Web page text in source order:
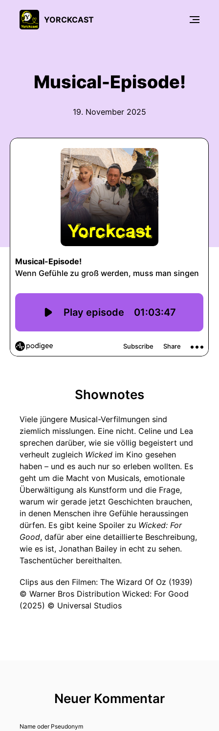
YORCKCAST
Musical-Episode!
19. November 2025
Shownotes
Viele jüngere Musical-Verfilmungen sind
ziemlich misslungen. Eine nicht. Celine und Lea
sprechen darüber, wie sie völlig begeistert und
verheult zugleich Wicked im Kino gesehen
haben – und es auch nur so erleben wollten. Es
geht um die Macht von Musicals, emotionale
Überwältigung als Kunstform und die Frage,
warum wir gerade jetzt Geschichten brauchen,
in denen Menschen ihre Gefühle heraussingen
dürfen. Es gibt keine Spoiler zu Wicked: For
Good, dafür aber eine detaillierte Beschreibung,
wie es ist, Jonathan Bailey in echt zu sehen.
Taschentücher bereithalten.
Clips aus den Filmen: The Wizard Of Oz (1939)
© Warner Bros Distribution Wicked: For Good
(2025) © Universal Studios
Neuer Kommentar
Name oder Pseudonym